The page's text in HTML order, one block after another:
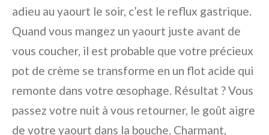
adieu au yaourt le soir, c’est le reflux gastrique.
Quand vous mangez un yaourt juste avant de
vous coucher, il est probable que votre précieux
pot de crème se transforme en un flot acide qui
remonte dans votre œsophage. Résultat ? Vous
passez votre nuit à vous retourner, le goût aigre
de votre yaourt dans la bouche. Charmant,